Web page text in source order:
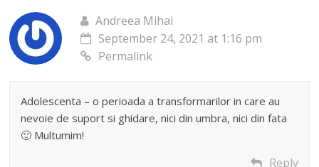
Andreea Mihai
September 24, 2021 at 1:16 pm
Permalink
Adolescenta – o perioada a transformarilor in care au
nevoie de suport si ghidare, nici din umbra, nici din fata
🙂 Multumim!
Reply